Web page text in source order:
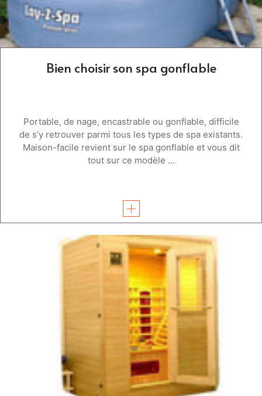
Bien choisir son spa gonflable
Portable, de nage, encastrable ou gonflable, difficile
de s’y retrouver parmi tous les types de spa existants.
Maison-facile revient sur le spa gonflable et vous dit
tout sur ce modèle ...